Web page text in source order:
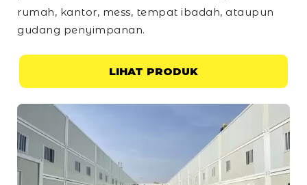
rumah, kantor, mess, tempat ibadah, ataupun
gudang penyimpanan.
LIHAT PRODUK